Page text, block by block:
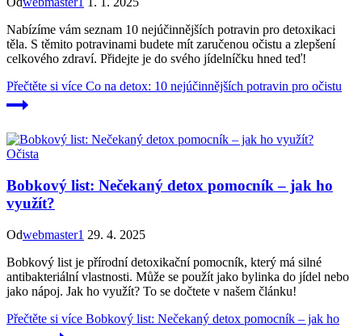
Nabízíme vám seznam 10 nejúčinnějších potravin pro detoxikaci
těla. S těmito potravinami budete mít zaručenou očistu a zlepšení
celkového zdraví. Přidejte je do svého jídelníčku hned teď!
Přečtěte si více Co na detox: 10 nejúčinnějších potravin pro očistu
Očista
Bobkový list: Nečekaný detox pomocník – jak ho
využít?
Odwebmaster1 29. 4. 2025
Bobkový list je přírodní detoxikační pomocník, který má silné
antibakteriální vlastnosti. Může se použít jako bylinka do jídel nebo
jako nápoj. Jak ho využít? To se dočtete v našem článku!
Přečtěte si více Bobkový list: Nečekaný detox pomocník – jak ho